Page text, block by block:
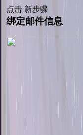
点击 新步骤
绑定邮件信息